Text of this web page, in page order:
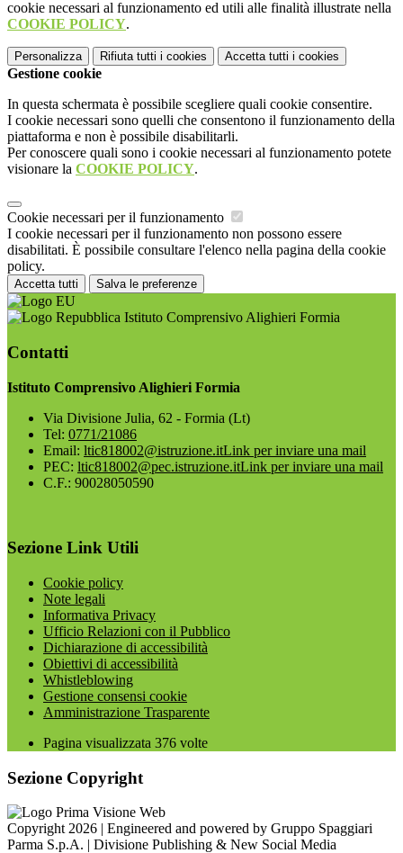
cookie necessari al funzionamento ed utili alle finalità illustrate nella
COOKIE POLICY.
Personalizza Rifiuta tutti i cookies Accetta tutti i cookies
Gestione cookie
In questa schermata è possibile scegliere quali cookie consentire.
I cookie necessari sono quelli che consentono il funzionamento della
piattaforma e non è possibile disabilitarli.
Per conoscere quali sono i cookie necessari al funzionamento potete
visionare la COOKIE POLICY.
Cookie necessari per il funzionamento
I cookie necessari per il funzionamento non possono essere
disabilitati. È possibile consultare l'elenco nella pagina della cookie
policy.
Accetta tutti Salva le preferenze
Istituto Comprensivo Alighieri Formia
Contatti
Istituto Comprensivo Alighieri Formia
Via Divisione Julia, 62 - Formia (Lt)
Tel: 0771/21086
Email: ltic818002@istruzione.itLink per inviare una mail
PEC: ltic818002@pec.istruzione.itLink per inviare una mail
C.F.: 90028050590
Sezione Link Utili
Cookie policy
Note legali
Informativa Privacy
Ufficio Relazioni con il Pubblico
Dichiarazione di accessibilità
Obiettivi di accessibilità
Whistleblowing
Gestione consensi cookie
Amministrazione Trasparente
Pagina visualizzata 376 volte
Sezione Copyright
Copyright 2026 | Engineered and powered by Gruppo Spaggiari
Parma S.p.A. | Divisione Publishing & New Social Media